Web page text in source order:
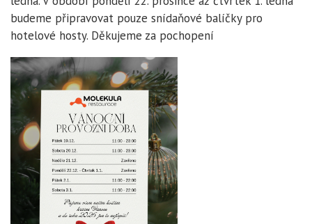
budeme připravovat pouze snídaňové balíčky pro
hotelové hosty. Děkujeme za pochopení